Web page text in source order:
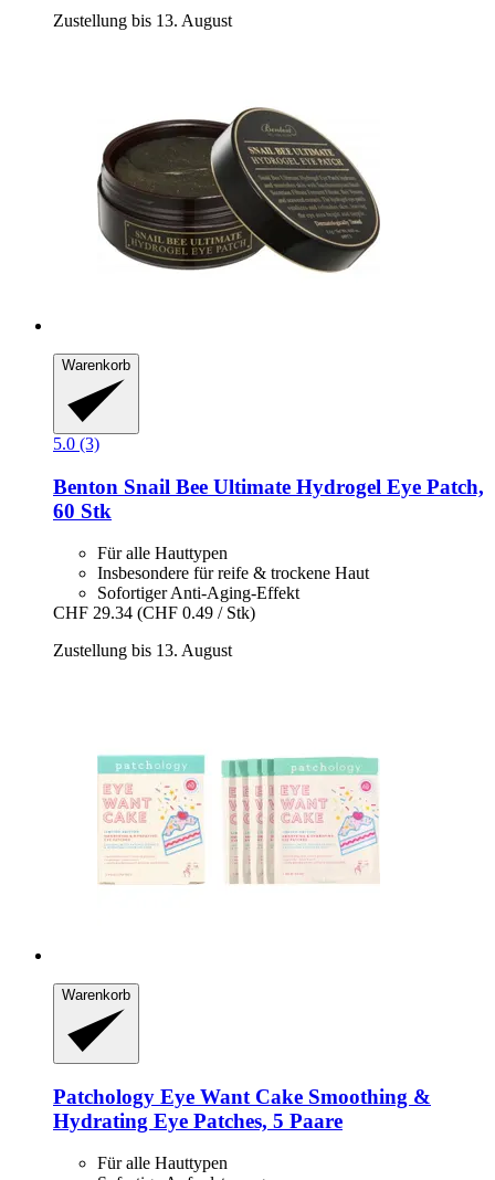
Zustellung bis 13. August
Warenkorb
5.0 (3)
Benton Snail Bee Ultimate Hydrogel Eye Patch,
60 Stk
Für alle Hauttypen
Insbesondere für reife & trockene Haut
Sofortiger Anti-Aging-Effekt
CHF 29.34 (CHF 0.49 / Stk)
Zustellung bis 13. August
Warenkorb
Patchology Eye Want Cake Smoothing &
Hydrating Eye Patches, 5 Paare
Für alle Hauttypen